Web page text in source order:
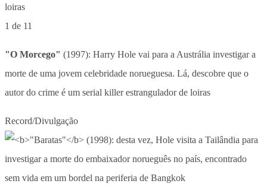
1 de 11
"O Morcego" (1997): Harry Hole vai para a Austrália investigar a
morte de uma jovem celebridade norueguesa. Lá, descobre que o
autor do crime é um serial killer estrangulador de loiras
Record/Divulgação